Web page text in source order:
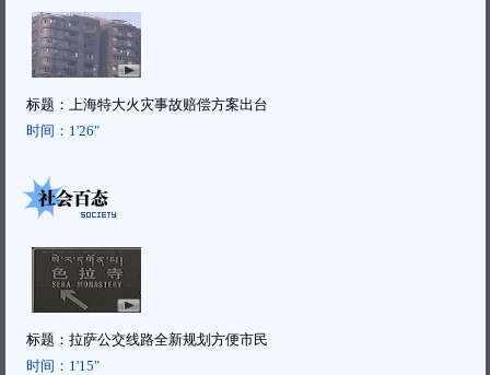
标题： 上海特大火灾事故赔偿方案出台
时间： 1'26"
标题： 拉萨公交线路全新规划方便市民
时间： 1'15"